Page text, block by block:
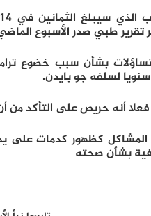
تقرير طبي صدر الأسبوع
بشأن سبب خضوع
لسلفه جو بايدن.
أنه حريص على التأكد من
كظهور كدمات على
بشأن صحته